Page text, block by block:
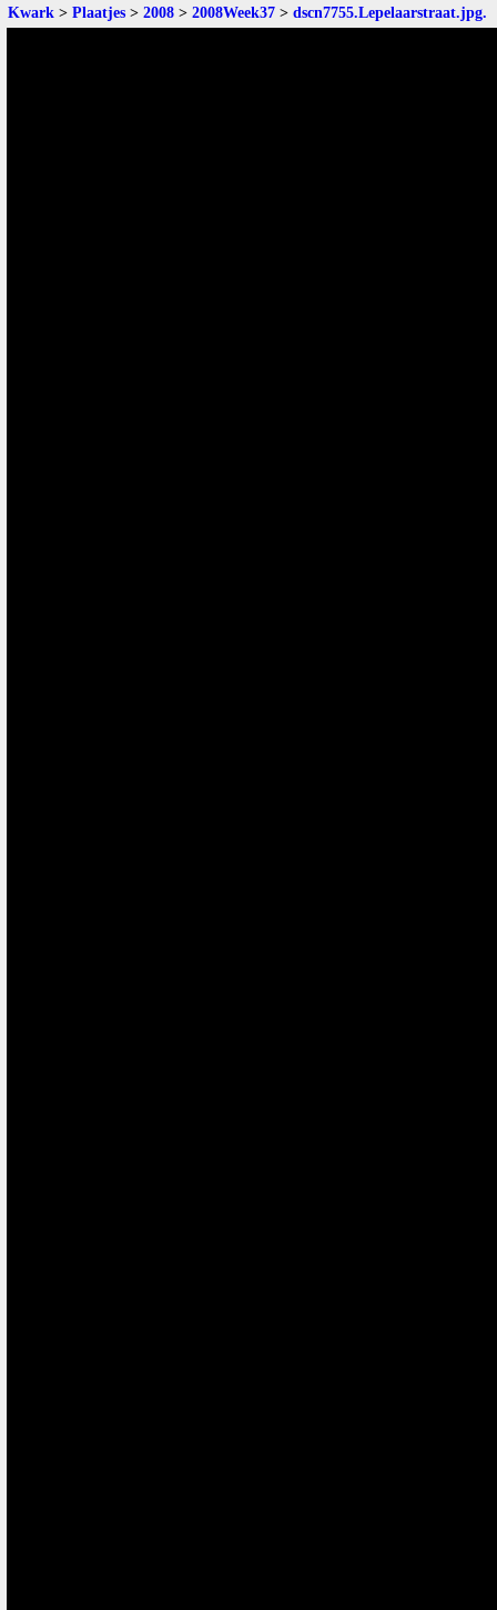
Kwark > Plaatjes > 2008 > 2008Week37 > dscn7755.Lepelaarstraat.jpg.